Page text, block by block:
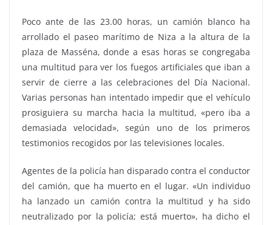
Poco ante de las 23.00 horas, un camión blanco ha
arrollado el paseo marítimo de Niza a la altura de la
plaza de Masséna, donde a esas horas se congregaba
una multitud para ver los fuegos artificiales que iban a
servir de cierre a las celebraciones del Día Nacional.
Varias personas han intentado impedir que el vehículo
prosiguiera su marcha hacia la multitud, «pero iba a
demasiada velocidad», según uno de los primeros
testimonios recogidos por las televisiones locales.
Agentes de la policía han disparado contra el conductor
del camión, que ha muerto en el lugar. «Un individuo
ha lanzado un camión contra la multitud y ha sido
neutralizado por la policía; está muerto», ha dicho el